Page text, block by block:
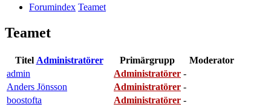
Forumindex Teamet
Teamet
Titel Administratörer Primärgrupp
Moderator
admin
Administratörer -
Anders Jönsson
Administratörer -
boostofta
Administratörer -